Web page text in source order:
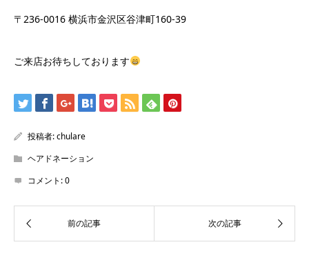
〒236-0016 横浜市金沢区谷津町160-39
ご来店お待ちしております
投稿者:chulare
ヘアドネーション
コメント:0